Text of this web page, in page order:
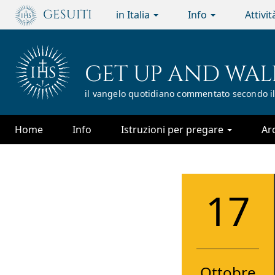
Passa
principale
GESUITI in Italia Info
GET UP AND
il vangelo quotidiano commentato
Home Info Istruzioni per pregare
17